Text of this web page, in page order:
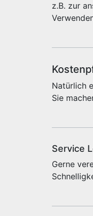
z.B. zur
Natürlich
Sie
Service
Gerne